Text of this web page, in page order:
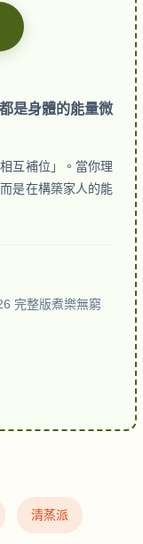
是身體的能量微
互補位」。當你理
是在構築家人的能
完整版煮樂無窮
清蒸派